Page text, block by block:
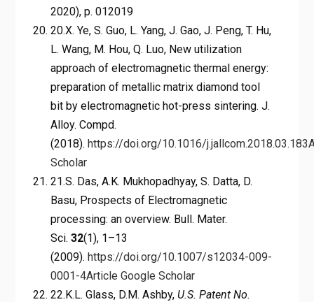
2020), p. 012019
20.X. Ye, S. Guo, L. Yang, J. Gao, J. Peng, T. Hu,
L. Wang, M. Hou, Q. Luo, New utilization
approach of electromagnetic thermal energy:
preparation of metallic matrix diamond tool
bit by electromagnetic hot-press sintering. J.
Alloy. Compd.
(2018). https://doi.org/10.1016/j.jallcom.2018.03.183
Scholar
21.S. Das, A.K. Mukhopadhyay, S. Datta, D.
Basu, Prospects of Electromagnetic
processing: an overview. Bull. Mater.
Sci. 32(1), 1–13
(2009). https://doi.org/10.1007/s12034-009-
0001-4Article Google Scholar
22.K.L. Glass, D.M. Ashby, U.S. Patent No.